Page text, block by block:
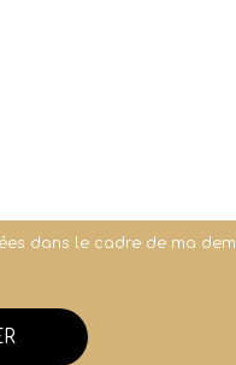
dans le cadre de ma